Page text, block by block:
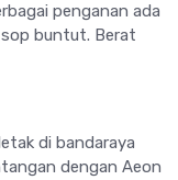
penganan ada
sop buntut. Berat
di bandaraya
dengan Aeon